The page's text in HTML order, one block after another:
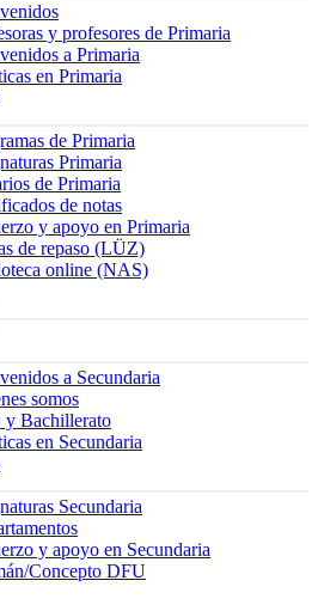
y profesores de Primaria
a Primaria
en Primaria
de Primaria
Primaria
de Primaria
de notas
y apoyo en Primaria
de repaso (LÜZ)
online (NAS)
a Secundaria
somos
y Bachillerato
en Secundaria
Secundaria
y apoyo en Secundaria
Concepto DFU